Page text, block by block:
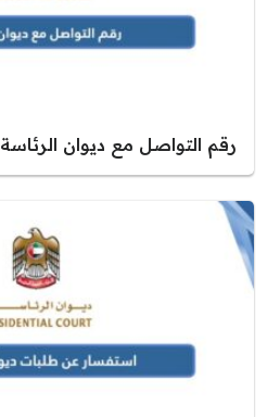
رقم التواصل مع ديوان الرئاسة